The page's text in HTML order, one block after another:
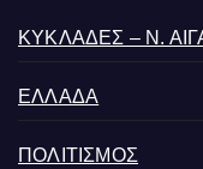
ΚΥΚΛΑΔΕΣ – Ν.
ΕΛΛΑΔΑ
ΠΟΛΙΤΙΣΜΟΣ